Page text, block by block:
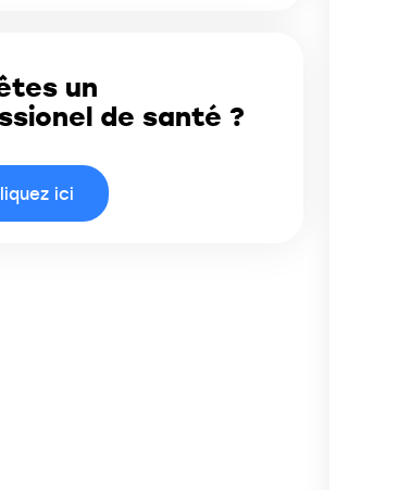
un
de santé ?
ici